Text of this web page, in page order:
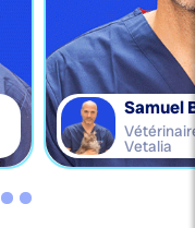
Samuel
Vetalia